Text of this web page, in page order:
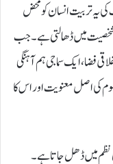
یہ تربیت انسان کو محض
شخصیت میں ڈھالتی ہے۔ جب
فضا، ایک سماجی ہم آہنگی
کی اصل معنویت اور اس کا
نظم میں ڈھل جاتا ہے۔